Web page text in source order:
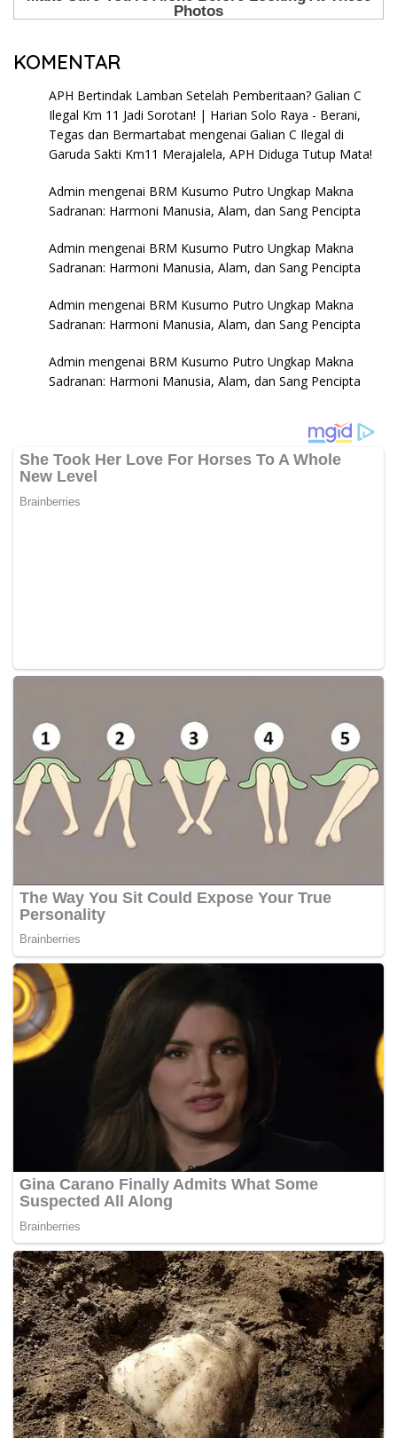
KOMENTAR
APH Bertindak Lamban Setelah Pemberitaan? Galian C
Ilegal Km 11 Jadi Sorotan! | Harian Solo Raya - Berani,
Tegas dan Bermartabat mengenai Galian C Ilegal di
Garuda Sakti Km11 Merajalela, APH Diduga Tutup Mata!
Admin mengenai BRM Kusumo Putro Ungkap Makna
Sadranan: Harmoni Manusia, Alam, dan Sang Pencipta
Admin mengenai BRM Kusumo Putro Ungkap Makna
Sadranan: Harmoni Manusia, Alam, dan Sang Pencipta
Admin mengenai BRM Kusumo Putro Ungkap Makna
Sadranan: Harmoni Manusia, Alam, dan Sang Pencipta
Admin mengenai BRM Kusumo Putro Ungkap Makna
Sadranan: Harmoni Manusia, Alam, dan Sang Pencipta